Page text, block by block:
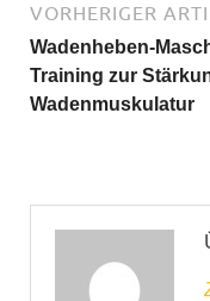
VORHERIGER
Wadenheben-
Training zur
Wadenmuskulatur